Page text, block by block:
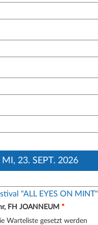
MI, 23. SEPT. 2026
"ALL EYES ON MINT"
FH JOANNEUM *
Warteliste gesetzt werden